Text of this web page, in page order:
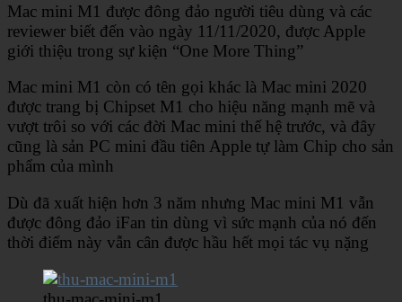
Mac mini M1 được đông đảo người tiêu dùng và các
reviewer biết đến vào ngày 11/11/2020, được Apple
giới thiệu trong sự kiện “One More Thing”
Mac mini M1 còn có tên gọi khác là Mac mini 2020
được trang bị Chipset M1 cho hiệu năng mạnh mẽ và
vượt trôi so với các đời Mac mini thế hệ trước, và đây
cũng là sản PC mini đầu tiên Apple tự làm Chip cho sản
phẩm của mình
Dù đã xuất hiện hơn 3 năm nhưng Mac mini M1 vẫn
được đông đảo iFan tin dùng vì sức mạnh của nó đến
thời điểm này vẫn cân được hầu hết mọi tác vụ nặng